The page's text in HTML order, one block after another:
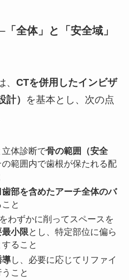
全体」と「安全域」
CTを併用したインビザ
） を基本とし、次の点
体診断で骨の範囲（安全
範囲内で歯根が保たれる配
歯部を含めたアーチ全体のバ
と
わずかに削ってスペースを
最小限とし、特定部位に偏ら
ること
導し、必要に応じてリファイ
こと